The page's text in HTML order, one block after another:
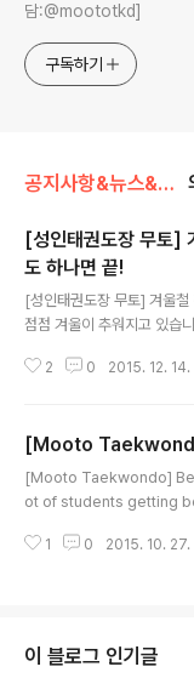
담:@moototkd]
구독하기
공지사항&뉴스&행사/기타
[성인태권도장 무토]
도 하나면 끝!
[성인태권도장 무토] 겨울
점점 겨울이 추워지고 있습
지기 쉬운 위험한 계절입니
토닌’이라는 호르몬을 아시
게 하며 행복한 감정 만들어
입니다. 이 물질은 아주 예민
이상 지속되기가 어려우며
2 0 2015. 12. 14.
[Mooto
[Mooto Taekwondo]
ot of students getting
ose get a new belt on
1 0 2015. 10. 27.
이 블로그 인기글